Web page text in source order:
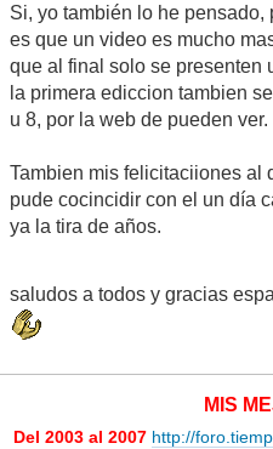
Si, yo también lo he
es que un video es mucho
que al final solo se presenten
la primera ediccion tambien
u 8, por la web de pueden ver.
Tambien mis felicitaciiones al
pude cocincidir con el un día
ya la tira de años.
saludos a todos y gracias
MIS
Del 2003 al 2007 http://